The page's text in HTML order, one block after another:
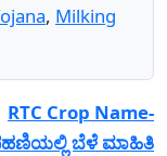
, Milking
RTC Crop Name-
ಬೆಳೆ ಮಾಹಿತಿ